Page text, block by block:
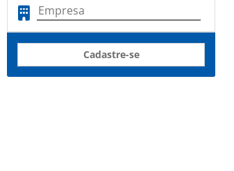
Cadastre-se